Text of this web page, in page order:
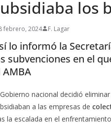
los
febrero, 2024 F. Lagar
lo informó la
subvenciones en el
AMBA
nacional decidió
a las empresas de
la escalada en el